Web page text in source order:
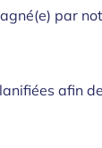
par
afin